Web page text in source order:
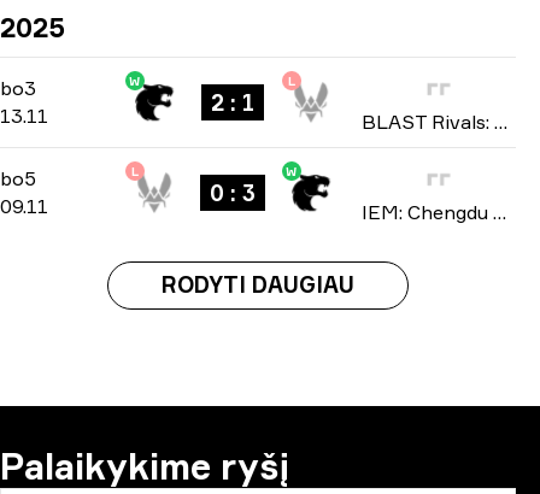
2025
bo3 -bo3
13.11
W
2 : 1
L
BLAST Rivals: Fall 2025
bo5 -bo5
09.11
L
0 : 3
W
IEM: Chengdu 2025
RODYTI DAUGIAU
Palaikykime ryšį